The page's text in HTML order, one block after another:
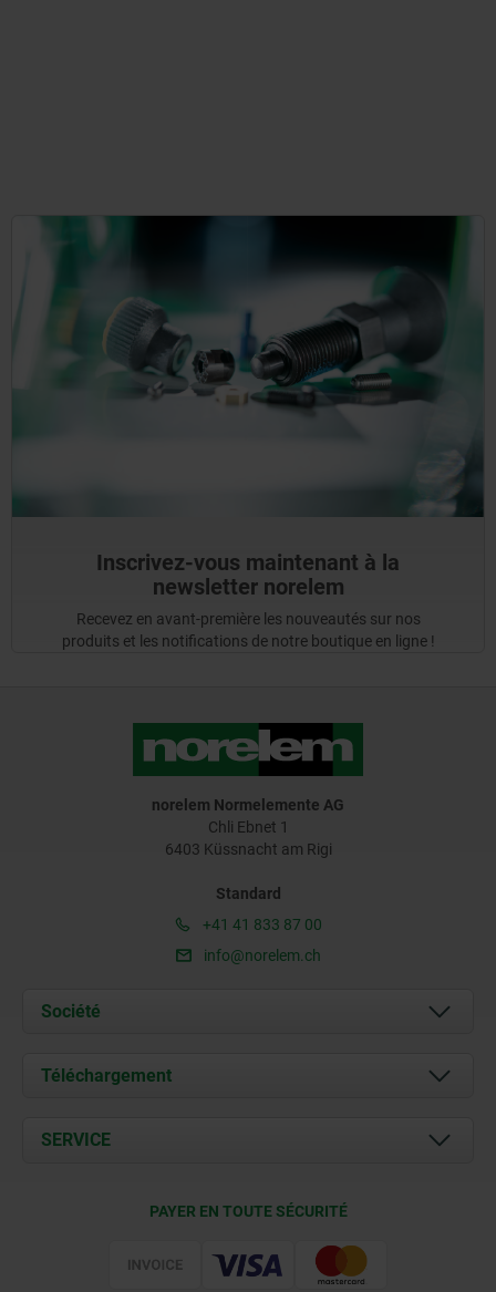
Inscrivez-vous maintenant à la
newsletter norelem
Recevez en avant-première les nouveautés sur nos
produits et les notifications de notre boutique en ligne !
norelem Normelemente AG
Chli Ebnet 1
6403 Küssnacht am Rigi
Standard
+41 41 833 87 00
info@norelem.ch
Société
À propos de nous
Contact
Téléchargement
Documents
SERVICE
PAYER EN TOUTE SÉCURITÉ